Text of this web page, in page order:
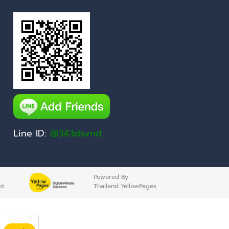
Line ID: @343dsvnd
Powered By
Thailand YellowPages